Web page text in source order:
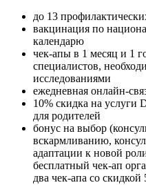
до 13
вакцинация по
календарю
чек-апы в 1 месяц и 1
специалистов,
исследованиями
ежедневная онлайн-
10% скидка на
для родителей
бонус на выбор
вскармливанию,
адаптации к новой
бесплатный чек-ап
два чек-апа со скидкой